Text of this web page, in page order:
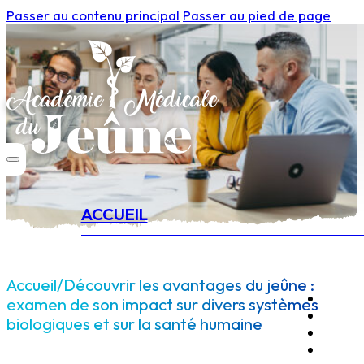
Passer au contenu principal Passer au pied de page
ACCUEIL
Accueil/Découvrir les avantages du jeûne :
examen de son impact sur divers systèmes
biologiques et sur la santé humaine